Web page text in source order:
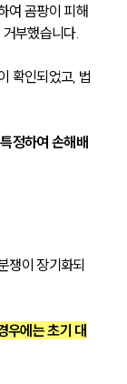
여 곰팡이 피해
부했습니다.
확인되었고, 법
정하여 손해배
쟁이 장기화되
우에는 초기 대